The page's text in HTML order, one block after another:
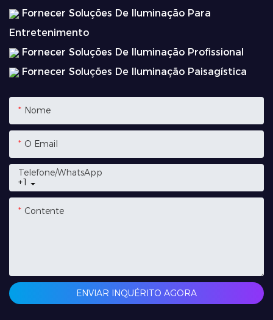
Fornecer Soluções De Iluminação Para
Entretenimento
Fornecer Soluções De Iluminação Profissional
Fornecer Soluções De Iluminação Paisagística
Nome
O Email
+1
Telefone/whatsApp
Contente
ENVIAR INQUÉRITO AGORA